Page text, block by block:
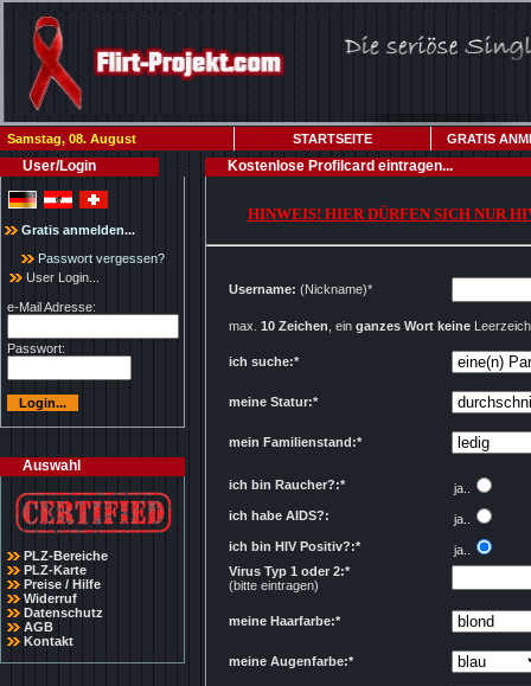
Samstag, 08. August STARTSEITE GRATIS
User/Login
Gratis anmelden...
Passwort vergessen?
User Login...
e-Mail Adresse:
Passwort:
Auswahl
PLZ-Bereiche
PLZ-Karte
Preise / Hilfe
Widerruf
Datenschutz
AGB
Kontakt
Kostenlose Profilcard eintragen...
HINWEIS! HIER DÜRFEN SICH NUR
Username: (Nickname)*
max. 10 Zeichen , ein ganzes Wort keine
ich suche:*
meine Statur:*
mein Familienstand:*
ich bin Raucher?:*
ja..
ich habe AIDS?:
ja..
ich bin HIV Positiv?:*
ja..
Virus Typ 1 oder 2:*
(bitte eintragen)
meine Haarfarbe:*
meine Augenfarbe:*